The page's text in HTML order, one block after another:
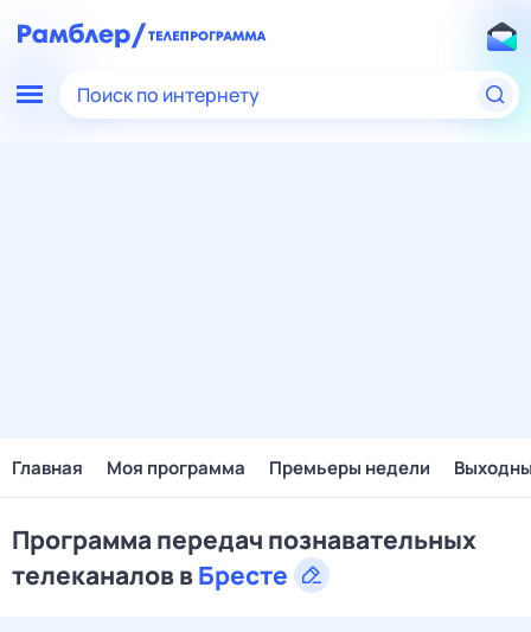
Поиск по интернету
Главная Моя программа Премьеры недели
Программа передач познавательных
телеканалов вБресте